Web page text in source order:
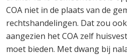
COA niet in de plaats van de
rechtshandelingen. Dat zou
aangezien het COA zelf
moet bieden. Met dwang bij